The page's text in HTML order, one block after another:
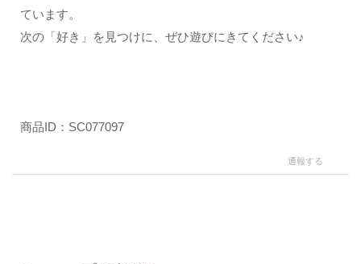
ています。
次の「好き」を見つけに、ぜひ遊びにきてください♪
商品ID：SC077097
通報する